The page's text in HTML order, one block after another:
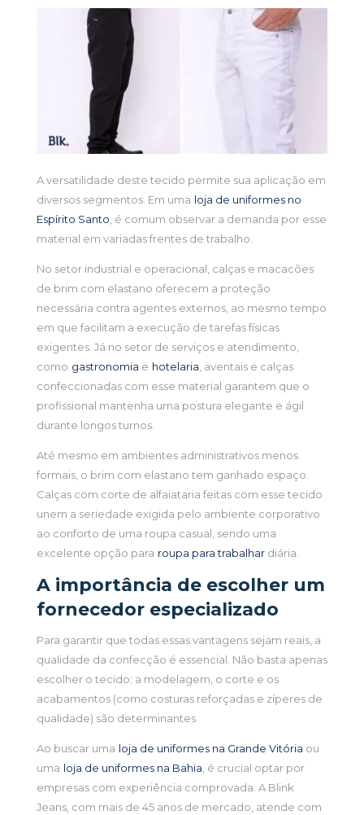
A versatilidade deste tecido permite sua aplicação em
diversos segmentos. Em uma loja de uniformes no
Espírito Santo, é comum observar a demanda por esse
material em variadas frentes de trabalho.
No setor industrial e operacional, calças e macacões
de brim com elastano oferecem a proteção
necessária contra agentes externos, ao mesmo tempo
em que facilitam a execução de tarefas físicas
exigentes. Já no setor de serviços e atendimento,
como gastronomia e hotelaria, aventais e calças
confeccionadas com esse material garantem que o
profissional mantenha uma postura elegante e ágil
durante longos turnos.
Até mesmo em ambientes administrativos menos
formais, o brim com elastano tem ganhado espaço.
Calças com corte de alfaiataria feitas com esse tecido
unem a seriedade exigida pelo ambiente corporativo
ao conforto de uma roupa casual, sendo uma
excelente opção para roupa para trabalhardiária.
A importância de escolher um
fornecedor especializado
Para garantir que todas essas vantagens sejam reais, a
qualidade da confecção é essencial. Não basta apenas
escolher o tecido; a modelagem, o corte e os
acabamentos (como costuras reforçadas e zíperes de
qualidade) são determinantes.
Ao buscar uma loja de uniformes na Grande Vitória ou
uma loja de uniformes na Bahia, é crucial optar por
empresas com experiência comprovada. A Blink
Jeans, com mais de 45 anos de mercado, atende com